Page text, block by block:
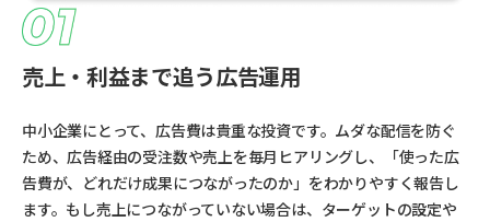
売上・利益まで追う広告運用
中小企業にとって、広告費は貴重な投資です。ムダな配信を防ぐ
ため、広告経由の受注数や売上を毎月ヒアリングし、「使った広
告費が、どれだけ成果につながったのか」をわかりやすく報告し
ます。もし売上につながっていない場合は、ターゲットの設定や